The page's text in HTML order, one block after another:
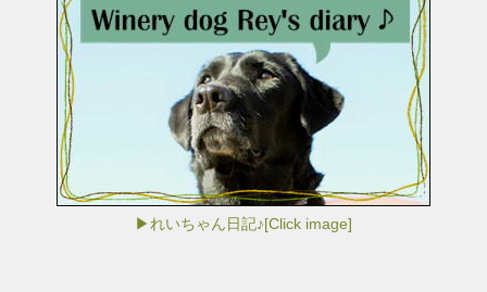
▶れいちゃん日記♪[Click image]